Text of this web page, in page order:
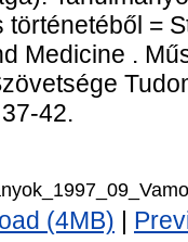
történetéből =
Medicine .
42.
(4MB)